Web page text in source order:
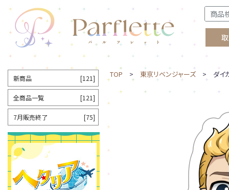
TOP > 東京リベンジャーズ> ダイカッ
新商品 [121]
全商品一覧 [121]
7月販売終了 [75]